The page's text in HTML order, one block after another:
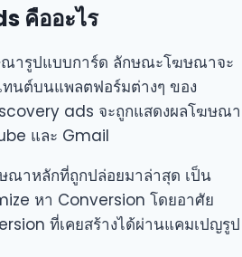
คืออะไร
ารูปแบบการ์ด ลักษณะโฆษณาจะ
ทนต์บนแพลตฟอร์มต่างๆ ของ
ads จะถูกแสดงผลโฆษณา
และ Gmail
าหลักที่ถูกปล่อยมาล่าสุด เป็น
หา Conversion โดยอาศัย
ที่เคยสร้างได้ผ่านแคมเปญรูป